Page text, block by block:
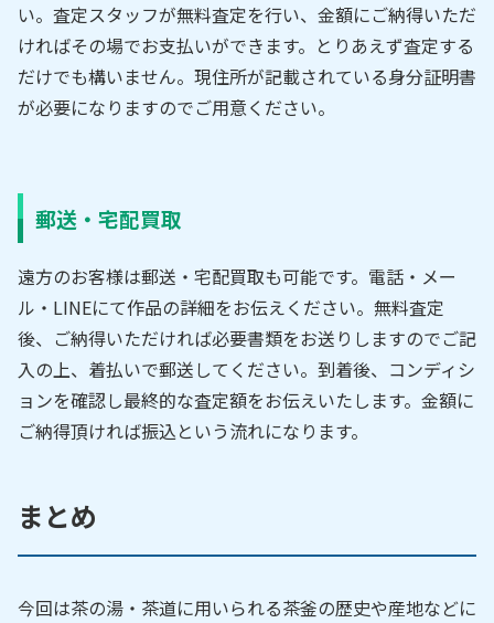
い。査定スタッフが無料査定を行い、金額にご納得いただ
ければその場でお支払いができます。とりあえず査定する
だけでも構いません。現住所が記載されている身分証明書
が必要になりますのでご用意ください。
郵送・宅配買取
遠方のお客様は郵送・宅配買取も可能です。電話・メー
ル・LINEにて作品の詳細をお伝えください。無料査定
後、ご納得いただければ必要書類をお送りしますのでご記
入の上、着払いで郵送してください。到着後、コンディシ
ョンを確認し最終的な査定額をお伝えいたします。金額に
ご納得頂ければ振込という流れになります。
まとめ
今回は茶の湯・茶道に用いられる茶釜の歴史や産地などに